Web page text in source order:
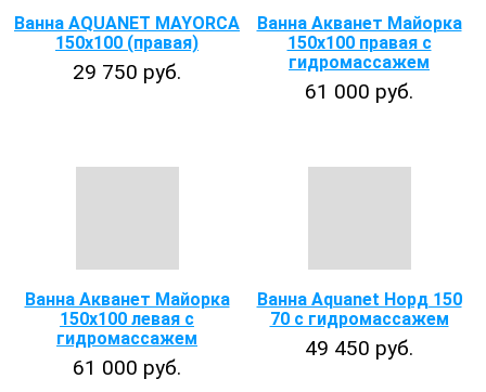
Ванна AQUANET MAYORCA
150х100 (правая)
29 750 руб.
Ванна Акванет Майорка
150х100 правая с
гидромассажем
61 000 руб.
Ванна Акванет Майорка
150х100 левая с
гидромассажем
61 000 руб.
Ванна Aquanet Норд 150
70 с гидромассажем
49 450 руб.